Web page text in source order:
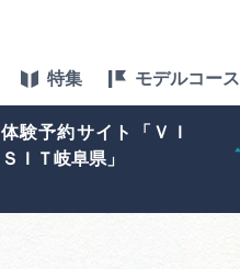
特集 モデルコース
体験予約サイト「ＶＩ
ＳＩＴ岐阜県」